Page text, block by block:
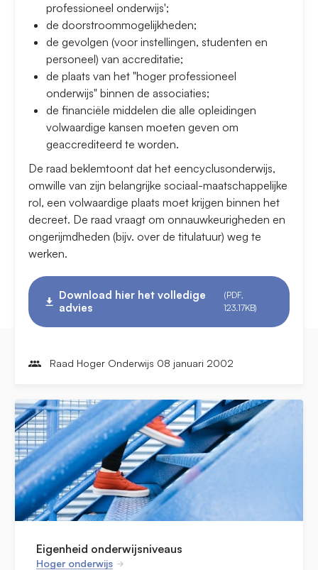
professioneel onderwijs';
de doorstroommogelijkheden;
de gevolgen (voor instellingen, studenten en
personeel) van accreditatie;
de plaats van het "hoger professioneel
onderwijs" binnen de associaties;
de financiële middelen die alle opleidingen
volwaardige kansen moeten geven om
geaccrediteerd te worden.
De raad beklemtoont dat het eencyclusonderwijs,
omwille van zijn belangrijke sociaal-maatschappelijke
rol, een volwaardige plaats moet krijgen binnen het
decreet. De raad vraagt om onnauwkeurigheden en
ongerijmdheden (bijv. over de titulatuur) weg te
werken.
Download hier het volledige
advies
(PDF,
123.17KB)
Raad Hoger Onderwijs 08 januari 2002
Eigenheid onderwijsniveaus
Hoger onderwijs